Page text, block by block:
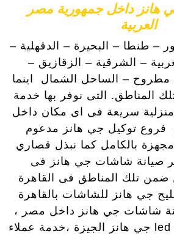
هانز داخل جمهورية مصر
العربية
– طنطا – البحيرة – الدقهلية –
– الشرقية – الزقازيق –
مطروح – الساحل الشمال اينما
المناطق. التى نوفر بها خدمة
g-hanz screens منزلية سريعة فى اى مكان داخل
فروع توكيل جي هانز مدعوم
بالكامل كما نبذل قصاري
صيانة شاشات جي هانز فى
ضمن تلك المناطق فى القاهرة
جي هانز للشاشات بالقاهرة
شاشات جي هانز داخل مصر ،
مركز صيانة شاشة led جي هانز الجيزة ،خدمة عملاء